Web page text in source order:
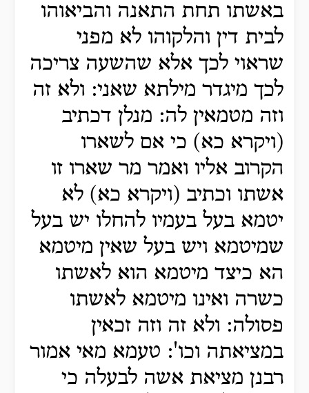
באשתו תחת התאנה והביאוהו
לבית דין והלקוהו לא מפני
שראוי לכך אלא שהשעה צריכה
לכך מיגדר מילתא שאני: ולא זה
וזה מטמאין לה: מנלן דכתיב
(ויקרא כא) כי אם לשארו
הקרוב אליו ואמר מר שארו זו
אשתו וכתיב (ויקרא כא) לא
יטמא בעל בעמיו להחלו יש בעל
שמיטמא ויש בעל שאין מיטמא
הא כיצד מיטמא הוא לאשתו
כשרה ואינו מיטמא לאשתו
פסולה: ולא זה וזה זכאין
במציאתה וכו': טעמא מאי אמור
רבנן מציאת אשה לבעלה כי